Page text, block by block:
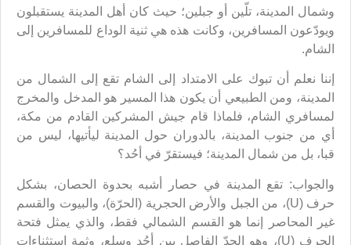
وشمال المدينة، تلّين أو جبلين؛ حيث كان أهل المدينة يستقبلون
ويودّعون المسافرين، وكانت هذه هي ثنية الوداع للمسافرين إلى
الشام.
إننا نعلم أن تبوك على الامتداد إلى الشام تقع إلى الشمال من
المدينة، ومن الطبيعي أن يكون هذا المسير هو المدخل والمخرج
لمسافري الشام، فلماذا قام جيش المشركين القادم من مكة،
أي من جنوب المدينة، بالدوران حول المدينة ليأتيها، ليس من
قبا، بل من شمال المدينة؛ فيستقرّ في أحُد؟
والجواب: تقع المدينة في حصار أشبه بحدوة الحصان، بشكل
حرف (U)، من الجبل والأرض الحجرية (الحرّة)، والبيوت والقسم
غير المحاصر إنما هو القسم الشمالي فقط، والذي يمثل فتحة
الحرف (U)، وهو الحدّ الفاصل بين أحُد وسلع، وثمة استثناءات